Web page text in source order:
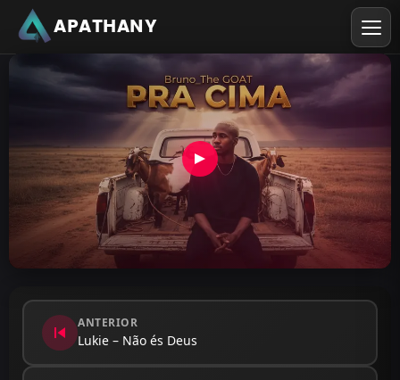
APATHANY
skip_previous ANTERIOR
Lukie – Não és Deus